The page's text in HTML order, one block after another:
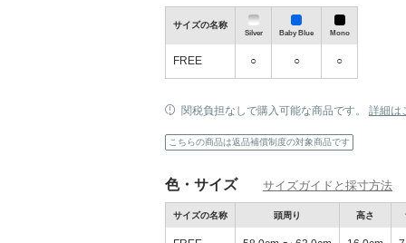
集！
サイズの名称
Silver Baby Blue Mono
FREE ○ ○ ○
関税負担なしで購入可能な商品です。 詳細は
こちらの商品は返品補償制度の対象商品です
色・サイズ サイズガイドと採寸方法
サイズの名称 頭周り 高さ